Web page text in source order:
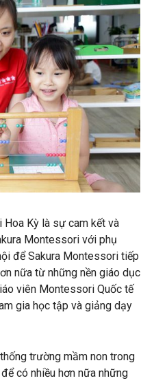
Kỳ là sự cam kết và
Montessori với phụ
để Sakura Montessori tiếp
nữa từ những nền giáo dục
viên Montessori Quốc tế
gia học tập và giảng dạy
trường mầm non trong
có nhiều hơn nữa những